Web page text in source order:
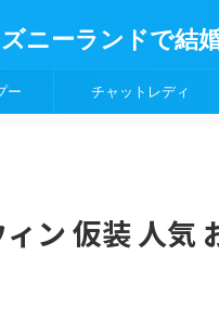
ニーランドで結
ー チャットレディ
ン 仮装 人気